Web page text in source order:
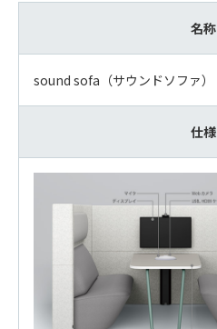
名称
sound sofa（サウンドソファ）
仕様